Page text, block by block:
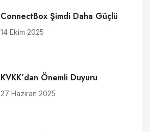
ConnectBox Şimdi Daha Güçlü
14 Ekim 2025
KVKK’dan Önemli Duyuru
27 Haziran 2025